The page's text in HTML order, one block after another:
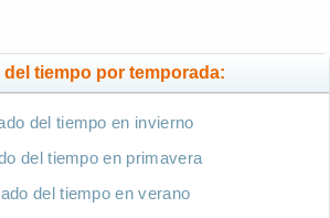
del tiempo por temporada:
del tiempo en invierno
del tiempo en primavera
del tiempo en verano